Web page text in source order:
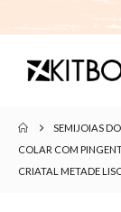
SEMIJOIAS
COLAR COM
CRIATAL METADE